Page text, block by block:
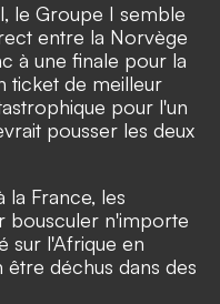
le Groupe I semble
entre la Norvège
à une finale pour la
ticket de meilleur
pour l'un
pousser les deux
la France, les
bousculer n'importe
sur l'Afrique en
déchus dans des